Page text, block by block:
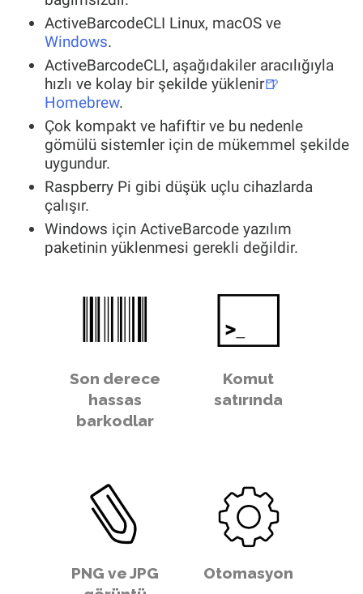
ActiveBarcodeCLI Linux, macOS ve
Windows.
ActiveBarcodeCLI, aşağıdakiler aracılığıyla
hızlı ve kolay bir şekilde yüklenir🍺
Homebrew.
Çok kompakt ve hafiftir ve bu nedenle
gömülü sistemler için de mükemmel şekilde
uygundur.
Raspberry Pi gibi düşük uçlu cihazlarda
çalışır.
Windows için ActiveBarcode yazılım
paketinin yüklenmesi gerekli değildir.
Son derece
hassas
barkodlar
Komut
satırında
PNG ve JPG
Otomasyon